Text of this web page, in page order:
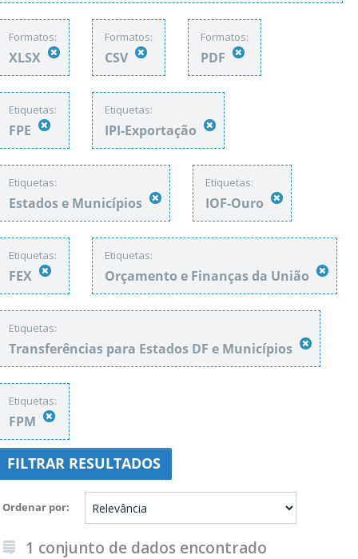
Formatos:
XLSX
Formatos:
CSV
Formatos:
PDF
Etiquetas:
FPE
Etiquetas:
IPI-Exportação
Etiquetas:
Estados e Municípios
Etiquetas:
IOF-Ouro
Etiquetas:
FEX
Etiquetas:
Orçamento e Finanças da União
Etiquetas:
Transferências para Estados DF e Municípios
Etiquetas:
FPM
FILTRAR RESULTADOS
Ordenar por
1 conjunto de dados encontrado